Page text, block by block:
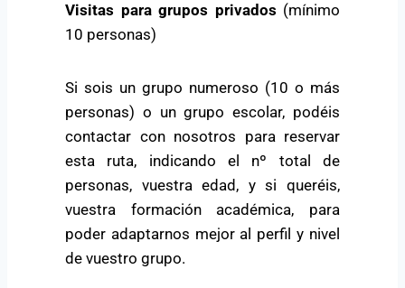
Visitas para grupos privados (mínimo
10 personas)
Si sois un grupo numeroso (10 o más
personas) o un grupo escolar, podéis
contactar con nosotros para reservar
esta ruta, indicando el nº total de
personas, vuestra edad, y si queréis,
vuestra formación académica, para
poder adaptarnos mejor al perfil y nivel
de vuestro grupo.